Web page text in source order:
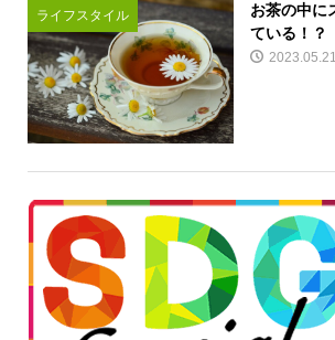
ライフスタイル
お茶の中に
ている！
2023.05.21